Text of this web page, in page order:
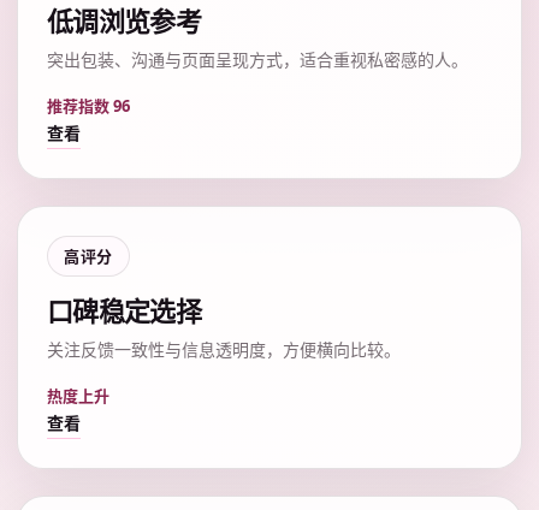
低调浏览参考
突出包装、沟通与页面呈现方式，适合重视私密感的人。
推荐指数 96
查看
高评分
口碑稳定选择
关注反馈一致性与信息透明度，方便横向比较。
热度上升
查看